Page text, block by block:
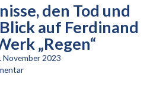
den Tod und
auf Ferdinand
„Regen“
November 2023
zu